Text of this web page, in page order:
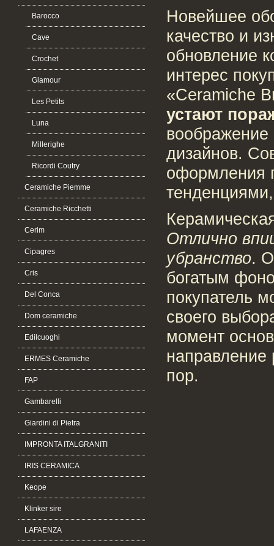
Barocco
Cave
Crochet
Glamour
Les Petits
Luna
Millerighe
Ricordi Coutry
Ceramiche Piemme
Ceramiche Ricchetti
Cerim
Cipagres
Cris
Del Conca
Dom ceramiche
Edilcuoghi
ERMES Ceramiche
FAP
Gambarelli
Giardini di Pietra
IMPRONTA ITALGRANITI
IRIS CERAMICA
Keope
Klinker sire
LAFAENZA
Новейшее
качество и
обновление
интерес
«Ceramiche
устают
дизайнов.
оформления
Отлично
убранство.
богатым
покупатель
своего
момент
направление
пор.